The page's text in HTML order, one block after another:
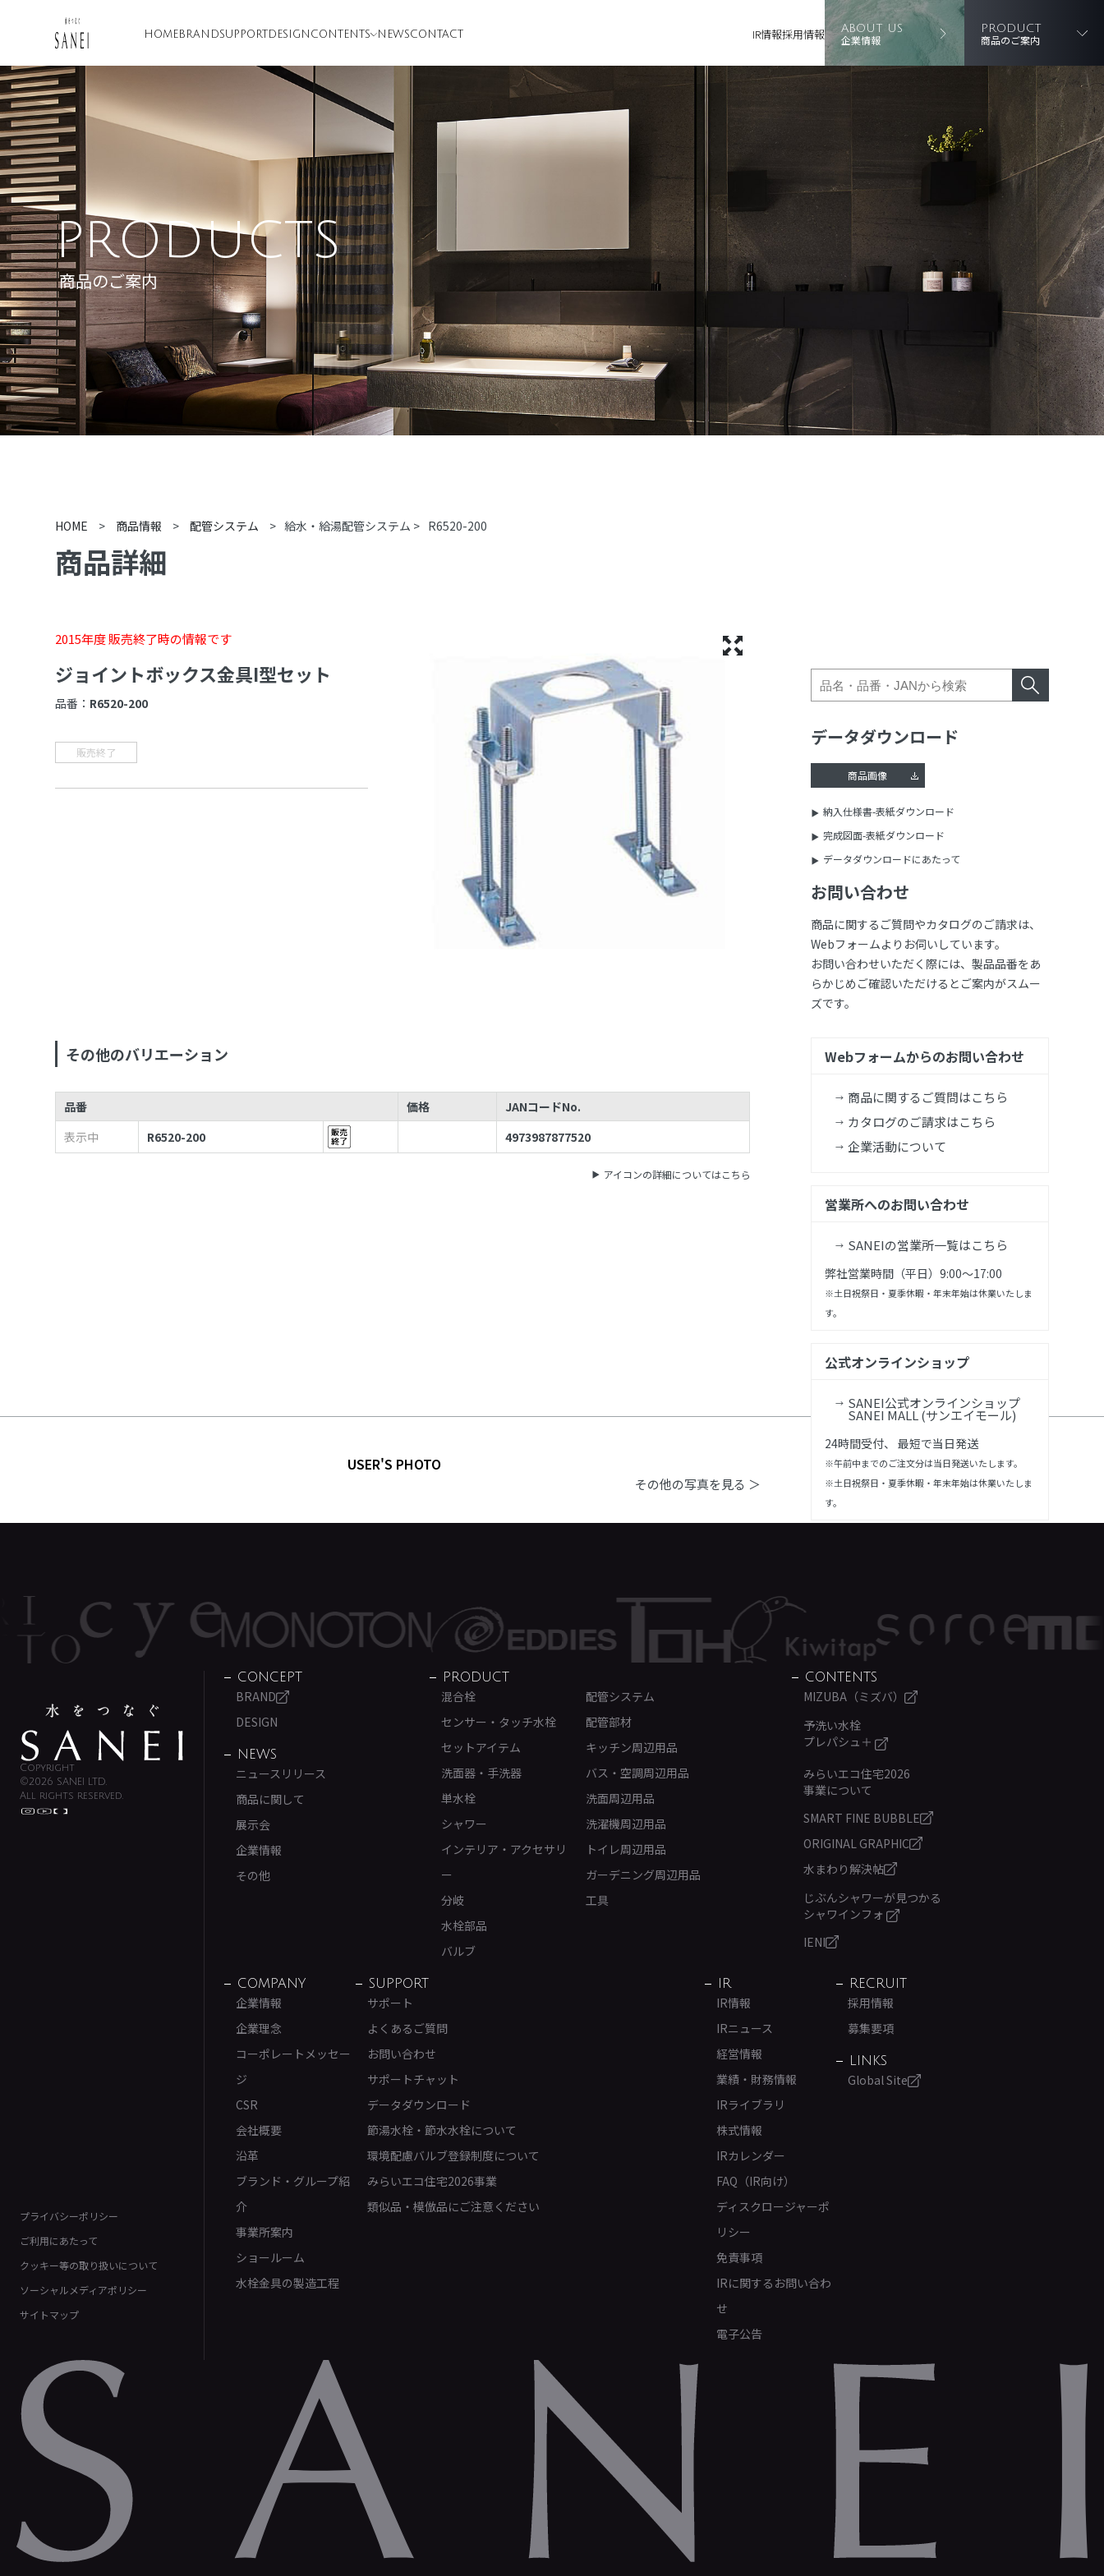
HOME BRANDSUPPORT DESIGN CONTENTS NEWSCONTACT IR情報採用情報 ABOUT US
企業情報
PRODUCT
商品のご案内
PRODUCTS
商品のご案内
HOME > 商品情報 > 配管システム > 給水・給湯配管システム > R6520-200
商品詳細
2015年度 販売終了時の情報です
ジョイントボックス金具I型セット
品番： R6520-200
販売終了
その他のバリエーション
品番 価格
JANコードNo.
表示中
R6520-200 4973987877520
アイコンの詳細についてはこちら
データダウンロード
商品画像
納入仕様書-表紙ダウンロード
完成図面-表紙ダウンロード
データダウンロードにあたって
お問い合わせ
商品に関するご質問やカタログのご請求は、
Webフォームよりお伺いしています。
お問い合わせいただく際には、製品品番をあ
らかじめご確認いただけるとご案内がスムー
ズです。
Webフォームからのお問い合わせ
商品に関するご質問はこちら
カタログのご請求はこちら
企業活動について
営業所へのお問い合わせ
SANEIの営業所一覧はこちら
弊社営業時間（平日）9:00～17:00
※土日祝祭日・夏季休暇・年末年始は休業いたしま
す。
公式オンラインショップ
SANEI公式オンラインショップ
SANEI MALL (サンエイモール)
24時間受付、 最短で当日発送
※午前中までのご注文分は当日発送いたします。
※土日祝祭日・夏季休暇・年末年始は休業いたしま
す。
USER'S PHOTO
その他の写真を見る ＞
Copyright
©2026 SANEI LTD.
All rights reserved.
プライバシーポリシー
ご利用にあたって
クッキー等の取り扱いについて
ソーシャルメディアポリシー
サイトマップ
CONCEPT
BRAND
DESIGN
NEWS
ニュースリリース
商品に関して
展示会
企業情報
その他
PRODUCT
混合栓
センサー・タッチ水栓
セットアイテム
洗面器・手洗器
単水栓
シャワー
インテリア・アクセサリ
ー
分岐
水栓部品
バルブ
配管システム
配管部材
キッチン周辺用品
バス・空調周辺用品
洗面周辺用品
洗濯機周辺用品
トイレ周辺用品
ガーデニング周辺用品
工具
CONTENTS
MIZUBA（ミズバ）
予洗い水栓
プレパシュ＋
みらいエコ住宅2026
事業について
SMART FINE BUBBLE
ORIGINAL GRAPHIC
水まわり解決帖
じぶんシャワーが見つかる
シャワインフォ
IENI
COMPANY
企業情報
企業理念
コーポレートメッセー
ジ
CSR
会社概要
沿革
ブランド・グループ紹
介
事業所案内
ショールーム
水栓金具の製造工程
SUPPORT
サポート
よくあるご質問
お問い合わせ
サポートチャット
データダウンロード
節湯水栓・節水水栓について
環境配慮バルブ登録制度について
みらいエコ住宅2026事業
類似品・模倣品にご注意ください
IR
IR情報
IRニュース
経営情報
業績・財務情報
IRライブラリ
株式情報
IRカレンダー
FAQ（IR向け）
ディスクロージャーポ
リシー
免責事項
IRに関するお問い合わ
せ
電子公告
RECRUIT
採用情報
募集要項
LINKS
Global Site